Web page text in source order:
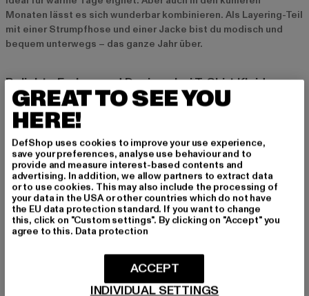
Monaten lässt es sich wunderbar kombinieren. Als Layering-Teil
mit einer Strumpfhose und einer Jacke bist du modisch und
bequem unterwegs – das ganze Jahr über.
Beliebte Farben und Designs bei T-Shirt Kleidern
Klassische Farben wie Schwarz, Weiß und Grau
Schwarz, Weiß und Grau sind die klassischen Farben für T-Shirt
Kleider. Diese neutralen Töne lassen sich super leicht
kombinieren und passen zu fast jedem Style. Ob für einen
minimalistischen Look oder als Basis für bunte Accessoires –
mit diesen Farben liegst du immer richtig.
Prints und Muster für modische Akzente
Für alle, die es gerne etwas auffälliger mögen, gibt es T-Shirt
Kleider mit coolen Prints und Mustern. Ob Streifen, Logo-Prints
oder grafische Designs – solche Modelle sind ideal, um deinem
Outfit eine besondere Note zu verleihen und sind ein echter
GREAT TO SEE YOU
HERE!
DefShop uses cookies to improve your use experience,
save your preferences, analyse use behaviour and to
provide and measure interest-based contents and
advertising. In addition, we allow partners to extract data
or to use cookies. This may also include the processing of
your data in the USA or other countries which do not have
the EU data protection standard. If you want to change
this, click on "Custom settings". By clicking on "Accept" you
agree to this. Data protection
INDIVIDUAL SETTINGS
ACCEPT